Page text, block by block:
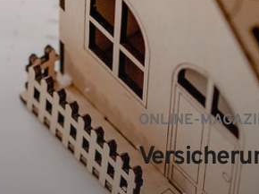
ONLINE-